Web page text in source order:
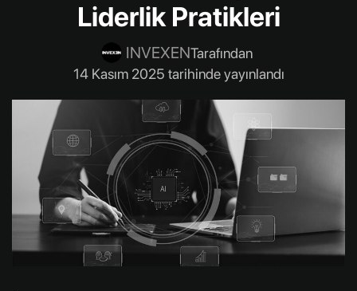
Liderlik Pratikleri
INVEXENTarafından
14 Kasım 2025 tarihinde yayınlandı